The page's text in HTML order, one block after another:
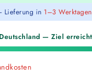
Lieferung in 1–3 Werktagen
— Ziel